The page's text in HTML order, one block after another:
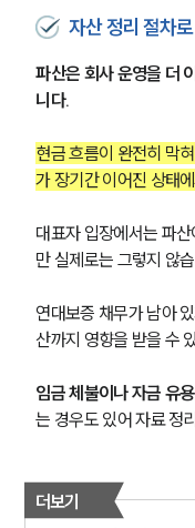
자산 정리 절차
파산은 회사 운영을 더
니다.
현금 흐름이 완전히 막
가 장기간 이어진 상태
대표자 입장에서는 파
만 실제로는 그렇지 않
연대보증 채무가 남아
산까지 영향을 받을 수
임금 체불이나 자금 유
는 경우도 있어 자료 정
더보기